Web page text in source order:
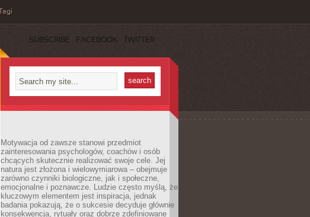
Tagi
SUBSCRIBE FACEBOOK TWITTER
Motywacja od zawsze stanowi przedmiot
zainteresowania psychologów, coachów i osób
chcących skutecznie realizować swoje cele. Jej
natura jest złożona i wielowymiarowa – obejmuje
zarówno czynniki biologiczne, jak i społeczne,
emocjonalne i poznawcze. Ludzie często myślą, że
kluczowym elementem jest inspiracja, jednak
badania pokazują, że o sukcesie decyduje głównie
konsekwencja, rytuały oraz dobrze zdefiniowane